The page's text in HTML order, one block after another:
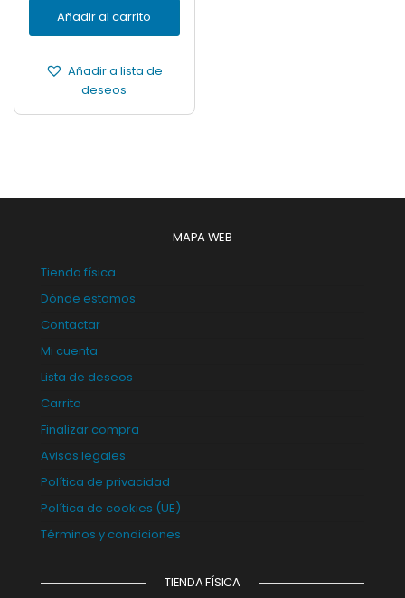
Añadir al carrito
Añadir a lista de
deseos
MAPA WEB
Tienda física
Dónde estamos
Contactar
Mi cuenta
Lista de deseos
Carrito
Finalizar compra
Avisos legales
Política de privacidad
Política de cookies (UE)
Términos y condiciones
TIENDA FÍSICA